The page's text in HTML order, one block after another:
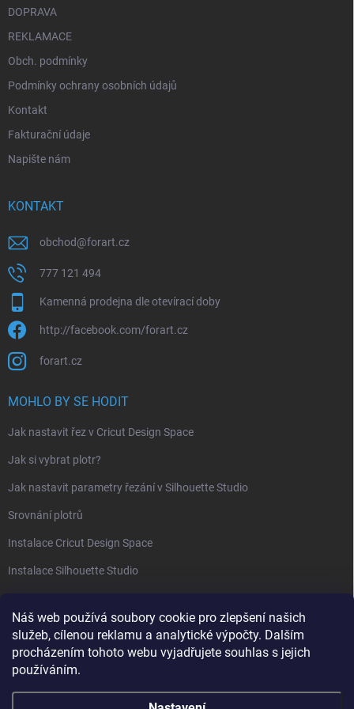
Náš web používá soubory cookie pro zlepšení našich
služeb, cílenou reklamu a analytické výpočty. Dalším
procházením tohoto webu vyjadřujete souhlas s jejich
používáním.
DOPRAVA
REKLAMACE
Obch. podmínky
Podmínky ochrany osobních údajů
Kontakt
Fakturační údaje
Napište nám
KONTAKT
obchod@forart.cz
777 121 494
Kamenná prodejna dle otevírací doby
http://facebook.com/forart.cz
forart.cz
MOHLO BY SE HODIT
Jak nastavit řez v Cricut Design Space
Jak si vybrat plotr?
Jak nastavit parametry řezání v Silhouette Studio
Srovnání plotrů
Instalace Cricut Design Space
Instalace Silhouette Studio
PŘIJÍMÁME ONLINE PLATBY